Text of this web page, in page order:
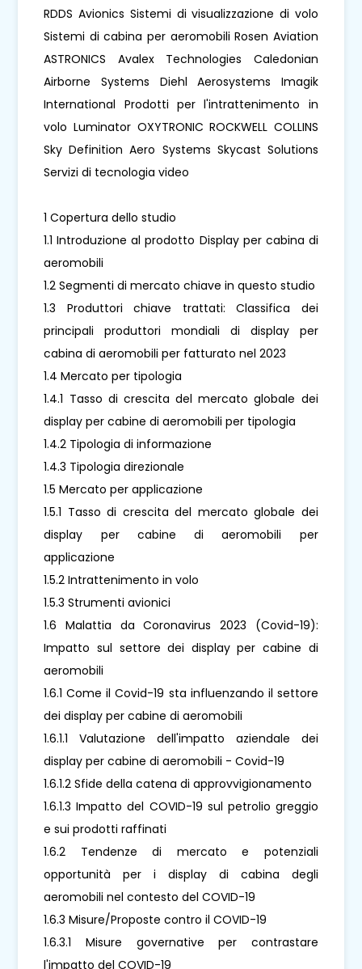
RDDS Avionics Sistemi di visualizzazione di volo
Sistemi di cabina per aeromobili Rosen Aviation
ASTRONICS Avalex Technologies Caledonian
Airborne Systems Diehl Aerosystems Imagik
International Prodotti per l'intrattenimento in
volo Luminator OXYTRONIC ROCKWELL COLLINS
Sky Definition Aero Systems Skycast Solutions
Servizi di tecnologia video
1 Copertura dello studio
1.1 Introduzione al prodotto Display per cabina di
aeromobili
1.2 Segmenti di mercato chiave in questo studio
1.3 Produttori chiave trattati: Classifica dei
principali produttori mondiali di display per
cabina di aeromobili per fatturato nel 2023
1.4 Mercato per tipologia
1.4.1 Tasso di crescita del mercato globale dei
display per cabine di aeromobili per tipologia
1.4.2 Tipologia di informazione
1.4.3 Tipologia direzionale
1.5 Mercato per applicazione
1.5.1 Tasso di crescita del mercato globale dei
display per cabine di aeromobili per
applicazione
1.5.2 Intrattenimento in volo
1.5.3 Strumenti avionici
1.6 Malattia da Coronavirus 2023 (Covid-19):
Impatto sul settore dei display per cabine di
aeromobili
1.6.1 Come il Covid-19 sta influenzando il settore
dei display per cabine di aeromobili
1.6.1.1 Valutazione dell'impatto aziendale dei
display per cabine di aeromobili - Covid-19
1.6.1.2 Sfide della catena di approvvigionamento
1.6.1.3 Impatto del COVID-19 sul petrolio greggio
e sui prodotti raffinati
1.6.2 Tendenze di mercato e potenziali
opportunità per i display di cabina degli
aeromobili nel contesto del COVID-19
1.6.3 Misure/Proposte contro il COVID-19
1.6.3.1 Misure governative per contrastare
l'impatto del COVID-19